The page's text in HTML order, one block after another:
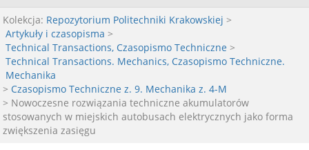
Kolekcja: Repozytorium Politechniki Krakowskiej >
Artykuły i czasopisma >
Technical Transactions, Czasopismo Techniczne >
Technical Transactions. Mechanics, Czasopismo Techniczne.
Mechanika
> Czasopismo Techniczne z. 9. Mechanika z. 4-M
> Nowoczesne rozwiązania techniczne akumulatorów
stosowanych w miejskich autobusach elektrycznych jako forma
zwiększenia zasięgu